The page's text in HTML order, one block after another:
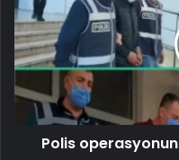
Polis